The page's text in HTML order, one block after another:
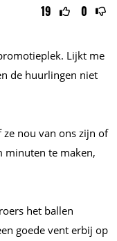
19 0
Lijkt me
de huurlingen niet
ze nou van ons zijn of
minuten te maken,
het ballen
goede vent erbij op